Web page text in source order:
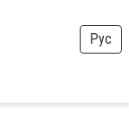
Рус